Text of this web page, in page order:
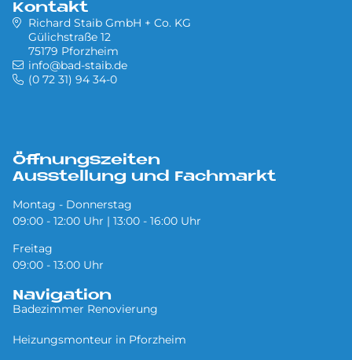
Kontakt
Richard Staib GmbH + Co. KG
Gülichstraße 12
75179 Pforzheim
info@bad-staib.de
(0 72 31) 94 34-0
Öffnungszeiten
Ausstellung und Fachmarkt
Montag - Donnerstag
09:00 - 12:00 Uhr | 13:00 - 16:00 Uhr
Freitag
09:00 - 13:00 Uhr
Navigation
Badezimmer Renovierung
Heizungsmonteur in Pforzheim